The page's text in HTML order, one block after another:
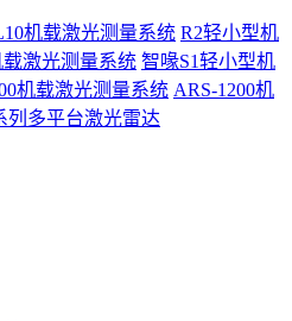
机载激光测量系统 R2轻小型机
载激光测量系统 智喙S1轻小型机
机载激光测量系统 ARS-1200机
列多平台激光雷达